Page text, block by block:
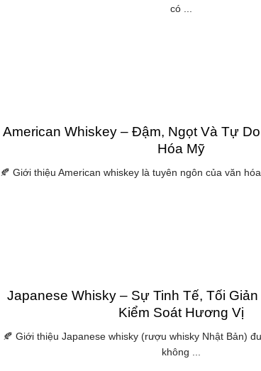
có ...
American Whiskey – Đậm, Ngọt Và Tự
Hóa Mỹ
🍂 Giới thiệu American whiskey là tuyên ngôn của văn
Japanese Whisky – Sự Tinh Tế, Tối
Kiểm Soát Hương Vị
🍂 Giới thiệu Japanese whisky (rượu whisky Nhật Bản)
không ...